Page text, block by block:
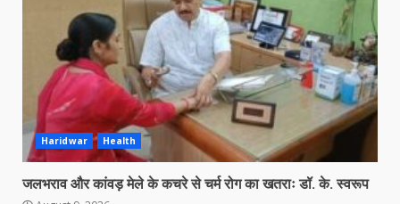
Haridwar Health
जलभराव और कांवड़ मेले के कचरे से चर्म रोग का खतराः डॉ. के. स्वरूप